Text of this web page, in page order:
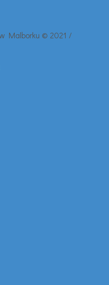
w Malborku © 2021 /